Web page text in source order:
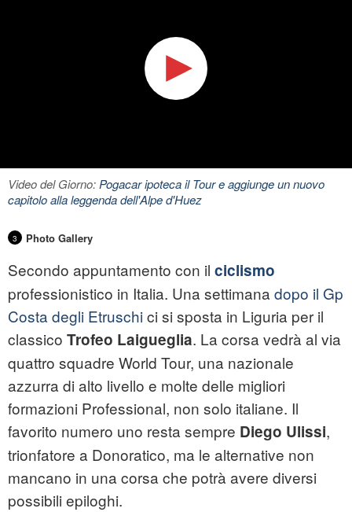
Video del Giorno:Pogacar ipoteca il Tour e aggiunge un nuovo
capitolo alla leggenda dell'Alpe d'Huez
3 Photo Gallery
Secondo appuntamento con il ciclismo
professionistico in Italia. Una settimana dopo il Gp
Costa degli Etruschici si sposta in Liguria per il
classico Trofeo Laigueglia. La corsa vedrà al via
quattro squadre World Tour, una nazionale
azzurra di alto livello e molte delle migliori
formazioni Professional, non solo italiane. Il
favorito numero uno resta sempre Diego Ulissi,
trionfatore a Donoratico, ma le alternative non
mancano in una corsa che potrà avere diversi
possibili epiloghi.